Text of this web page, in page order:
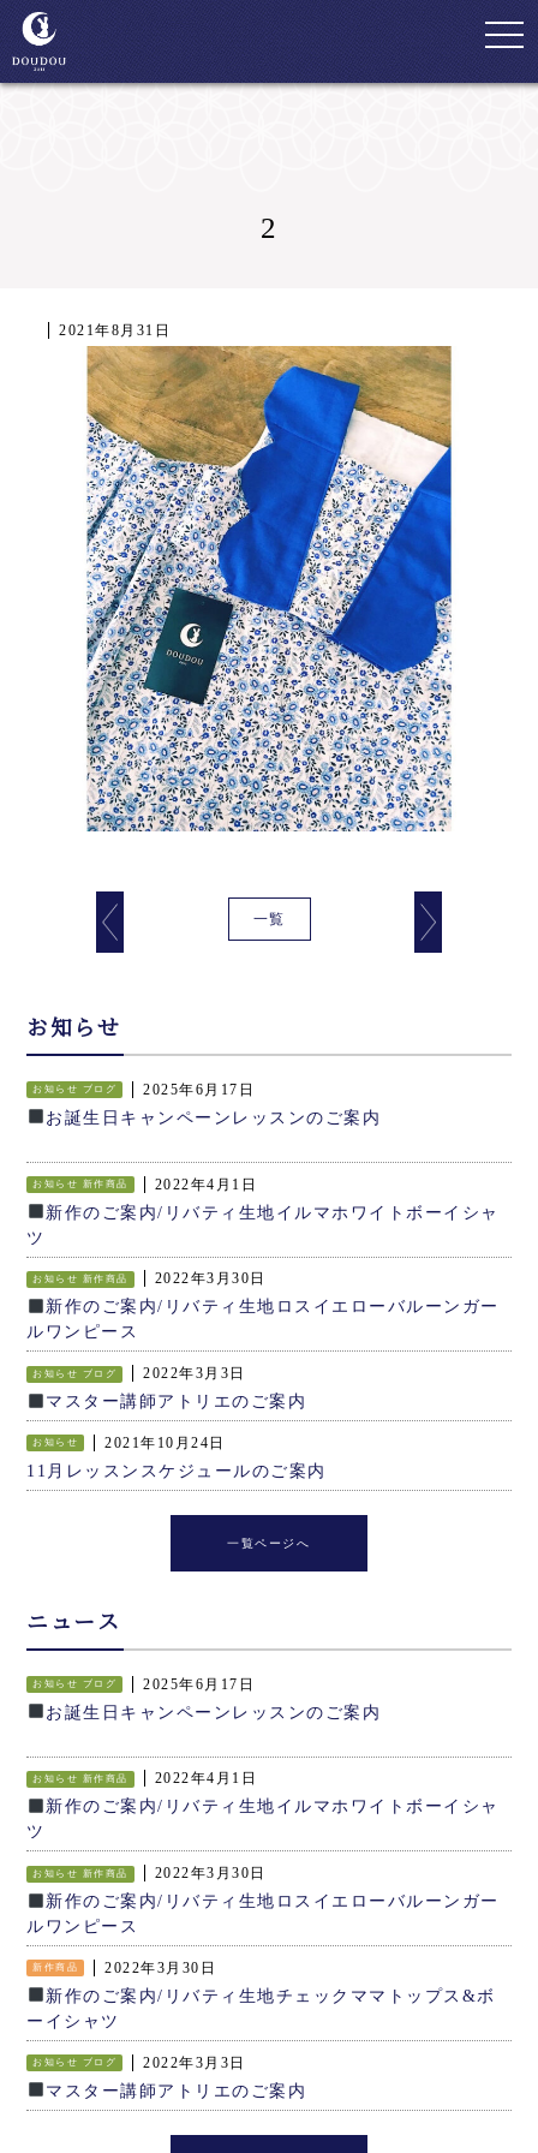
2
2021年8月31日
一覧
お知らせ
お知らせ ブログ 2025年6月17日
お誕生日キャンペーンレッスンのご案内
お知らせ 新作商品 2022年4月1日
新作のご案内/リバティ生地イルマホワイトボーイシャ
ツ
お知らせ 新作商品 2022年3月30日
新作のご案内/リバティ生地ロスイエローバルーンガー
ルワンピース
お知らせ ブログ 2022年3月3日
マスター講師アトリエのご案内
お知らせ 2021年10月24日
11月レッスンスケジュールのご案内
一覧ページへ
ニュース
お知らせ ブログ 2025年6月17日
お誕生日キャンペーンレッスンのご案内
お知らせ 新作商品 2022年4月1日
新作のご案内/リバティ生地イルマホワイトボーイシャ
ツ
お知らせ 新作商品 2022年3月30日
新作のご案内/リバティ生地ロスイエローバルーンガー
ルワンピース
新作商品 2022年3月30日
新作のご案内/リバティ生地チェックママトップス&ボ
ーイシャツ
お知らせ ブログ 2022年3月3日
マスター講師アトリエのご案内